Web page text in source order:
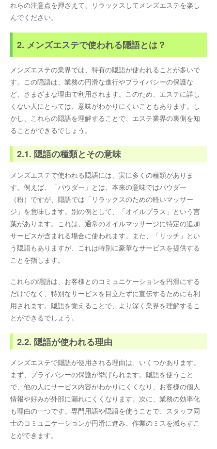
れらの注意点を押さえて、リラックスしてメンズエステを楽し
んでください。
2. メンズエステで使われる隠語とは？
メンズエステの業界では、特有の隠語が使われることが多いで
す。この隠語は、業務の円滑な進行やプライバシーの保護な
ど、さまざまな理由で利用されます。このため、エステに詳し
くない人にとっては、意味がわかりにくいこともあります。し
かし、これらの隠語を理解することで、エステ業界の裏側を知
ることができるでしょう。
2.1. 隠語の種類とその意味
メンズエステで使われる隠語には、実に多くの種類がありま
す。例えば、「パウダー」とは、本来の意味ではパウダー
（粉）ですが、隠語では「リラックスのための軽いマッサー
ジ」を意味します。別の例として、「オイルプラス」という言
葉があります。これは、通常のオイルマッサージに特定の追加
サービスが含まれる場合に使われます。また、「リッチ」とい
う隠語もありますが、これは特別に豪華なサービスを提供する
ことを指します。
これらの隠語は、お客様とのコミュニケーションを円滑にする
だけでなく、特別なサービスを目立たずに宣伝するためにも利
用されます。隠語を覚えることで、より深く業界を理解するこ
とができるでしょう。
2.2. 隠語が使われる理由
メンズエステで隠語が使用される理由は、いくつかあります。
まず、プライバシーの保護が挙げられます。隠語を使うこと
で、他の人にサービス内容がわかりにくくなり、お客様の個人
情報や好みが外部に漏れにくくなります。次に、業務の効率化
も理由の一つです。専門用語や隠語を使うことで、スタッフ同
士のコミュニケーションが円滑に進み、作業のミスを減らすこ
とができます。